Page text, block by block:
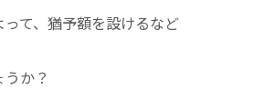
て、猶予額を設けるなど
か？